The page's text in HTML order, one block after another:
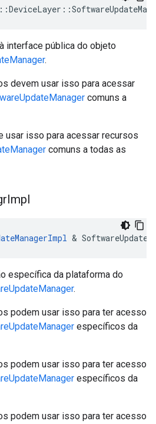
interface pública do objeto
.
devem usar isso para acessar
comuns a
usar isso para acessar recursos
comuns a todas as
Impl
&
específica da plataforma do
.
podem usar isso para ter acesso
específicos da
podem usar isso para ter acesso
específicos da
podem usar isso para ter acesso